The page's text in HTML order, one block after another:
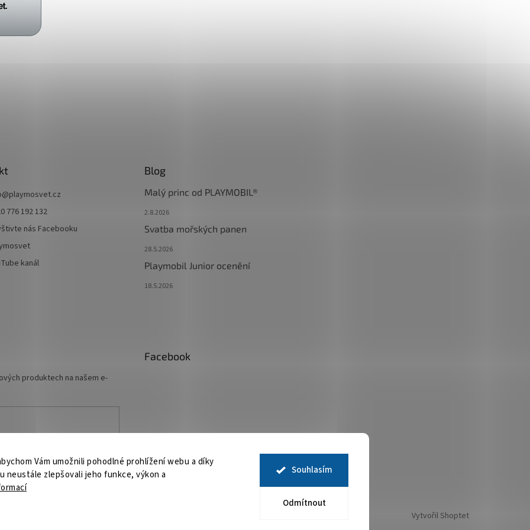
Vám umožnili pohodlné prohlížení webu a díky
neustále zlepšovali jeho funkce, výkon a
Odmítnout
Souhlasím
@playmosvet.cz
776 192 132
nás Facebooku
kanál
Blog
Malý princ od PLAYMOBIL®
2.8.2026
Svatba mořských panen
28.5.2026
Playmobil Junior ocenění
18.5.2026
produktech na našem e-
Facebook
Vytvořil Shoptet